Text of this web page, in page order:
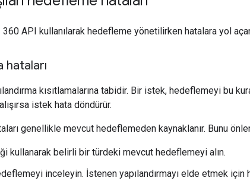
API kullanılarak hedefleme yönetilirken hatalara yol
hataları
kısıtlamalarına tabidir. Bir istek, hedeflemeyi bu
istek hata döndürür.
genellikle mevcut hedeflemeden kaynaklanır. Bunu
kullanarak belirli bir türdeki mevcut hedeflemeyi alın.
inceleyin. İstenen yapılandırmayı elde etmek